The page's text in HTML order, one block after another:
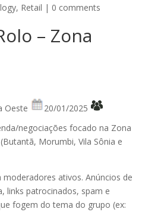
, Retail | 0 comments
– Zona
Oeste
20/01/2025
negociações focado na Zona
Morumbi, Vila Sônia e
ativos. Anúncios de
links patrocinados, spam e
fogem do tema do grupo (ex: